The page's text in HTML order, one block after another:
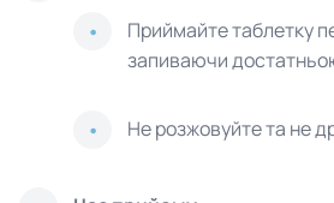
Приймайте таблетку
запиваючи
Не розжовуйте та не